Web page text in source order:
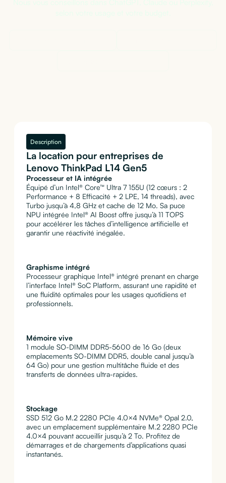
Description
La location pour entreprises de
Lenovo ThinkPad L14 Gen5
Processeur et IA intégrée
Équipé d’un Intel® Core™ Ultra 7 155U (12 cœurs : 2
Performance + 8 Efficacité + 2 LPE, 14 threads), avec
Turbo jusqu’à 4,8 GHz et cache de 12 Mo. Sa puce
NPU intégrée Intel® AI Boost offre jusqu’à 11 TOPS
pour accélérer les tâches d’intelligence artificielle et
garantir une réactivité inégalée.
Graphisme intégré
Processeur graphique Intel® intégré prenant en charge
l’interface Intel® SoC Platform, assurant une rapidité et
une fluidité optimales pour les usages quotidiens et
professionnels.
Mémoire vive
1 module SO-DIMM DDR5-5600 de 16 Go (deux
emplacements SO-DIMM DDR5, double canal jusqu’à
64 Go) pour une gestion multitâche fluide et des
transferts de données ultra-rapides.
Stockage
SSD 512 Go M.2 2280 PCIe 4.0×4 NVMe® Opal 2.0,
avec un emplacement supplémentaire M.2 2280 PCIe
4.0×4 pouvant accueillir jusqu’à 2 To. Profitez de
démarrages et de chargements d’applications quasi
instantanés.